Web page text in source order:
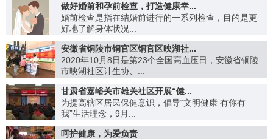
做好婚前和孕前检查，打造健康幸...
婚前检查是指在结婚前进行的一系列检查，目的是更
好地了解身体状况...
安徽省铜陵市铜官区铜官区映湖社...
2020年10月8日是第23个全国高血压日，安徽省铜陵
市映湖社区计生协、...
甘肃省嘉峪关市雄关社区开展“健...
为提高辖区居民保健意识，倡导“文明健康 有你有
我”生活理念，9月...
呵护健康，为爱负责